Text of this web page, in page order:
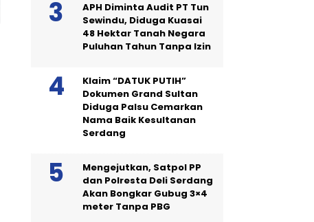
APH Diminta Audit PT Tun
Sewindu, Diduga Kuasai
48 Hektar Tanah Negara
Puluhan Tahun Tanpa Izin
Klaim “DATUK PUTIH”
Dokumen Grand Sultan
Diduga Palsu Cemarkan
Nama Baik Kesultanan
Serdang
Mengejutkan, Satpol PP
dan Polresta Deli Serdang
Akan Bongkar Gubug 3×4
meter Tanpa PBG